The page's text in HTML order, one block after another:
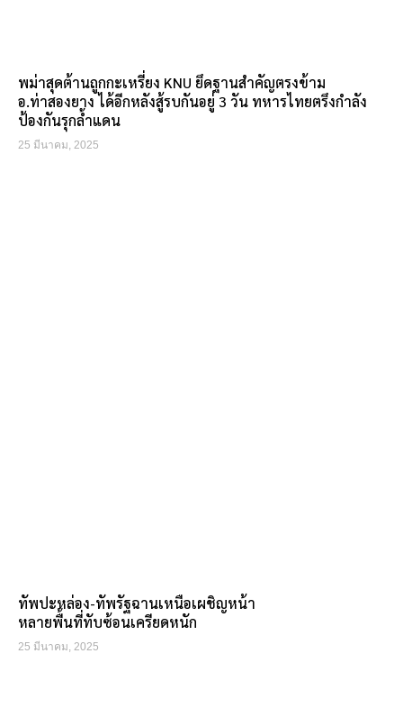
พม่าสุดต้านถูกกะเหรี่ยง KNU ยึดฐานสำคัญตรงข้าม
อ.ท่าสองยาง ได้อีกหลังสู้รบกันอยู่ 3 วัน ทหารไทยตรึงกำลัง
ป้องกันรุกล้ำแดน
25 มีนาคม, 2025
ทัพปะหล่อง-ทัพรัฐฉานเหนือเผชิญหน้า
หลายพื้นที่ทับซ้อนเครียดหนัก
25 มีนาคม, 2025